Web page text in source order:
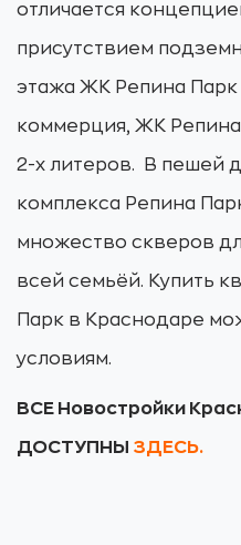
отличается
присутствием
этажа ЖК Репина
коммерция, ЖК Репина
2-х литеров. В пешей
комплекса Репина
множество скверов
всей семьёй. Купить
Парк в Краснодаре
условиям.
ВСЕ Новостройки
ДОСТУПНЫ ЗДЕСЬ.